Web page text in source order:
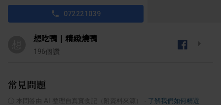
072221039
想吃鴨｜精緻燒鴨
196個讚
常見問題
本問答由 AI 整理自真實食記（附資料來源） 了解我們如何精選